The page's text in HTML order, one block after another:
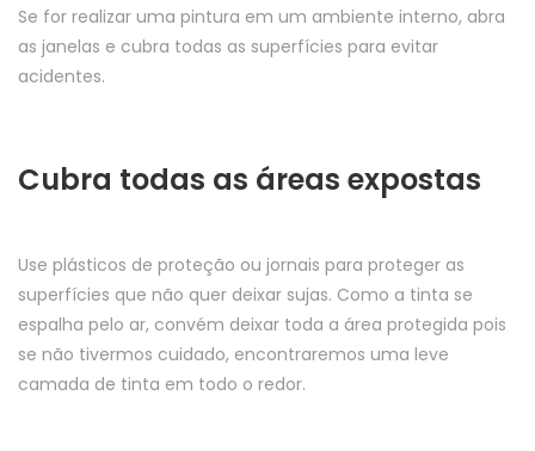
Se for realizar uma pintura em um ambiente interno, abra
as janelas e cubra todas as superfícies para evitar
acidentes.
Cubra todas as áreas expostas
Use plásticos de proteção ou jornais para proteger as
superfícies que não quer deixar sujas. Como a tinta se
espalha pelo ar, convém deixar toda a área protegida pois
se não tivermos cuidado, encontraremos uma leve
camada de tinta em todo o redor.